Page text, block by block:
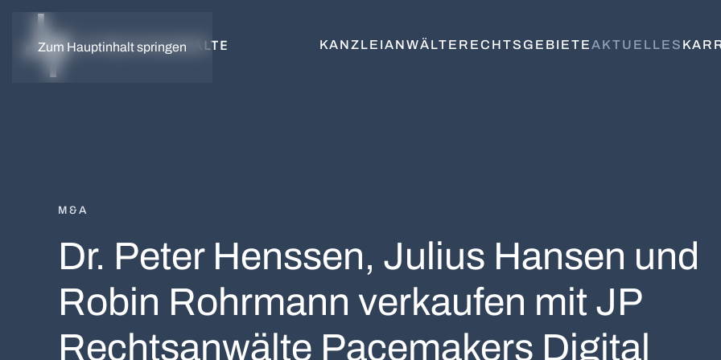
Zum Hauptinhalt springen KANZLEIANWÄLTE RECHTSGEBIETEAKTUELLES
M&A
Dr. Peter Henssen, Julius Hansen und
Robin Rohrmann verkaufen mit JP
Rechtsanwälte Pacemakers Digital